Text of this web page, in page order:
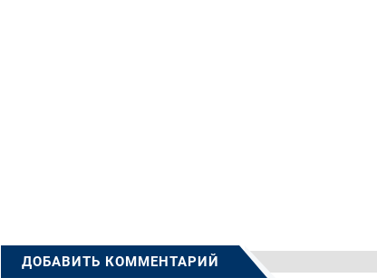
ДОБАВИТЬ КОММЕНТАРИЙ